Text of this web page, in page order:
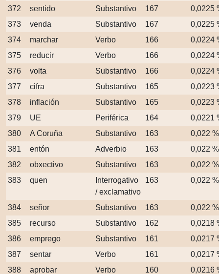
372
sentido Substantivo 167
0,0225
373
venda Substantivo 167
0,0225
374
marchar Verbo 166
0,0224
375
reducir Verbo 166
0,0224
376
volta Substantivo 166
0,0224
377
cifra Substantivo 165
0,0223
378
inflación Substantivo 165
0,0223
379
UE Periférica 164
0,0221
380
A Coruña Substantivo 163
0,022 %
381
entón Adverbio 163
0,022 %
382
obxectivo Substantivo 163
0,022 %
383
quen
Interrogativo
/ exclamativo
163 0,022 %
384 señor Substantivo 163
0,022 %
385
recurso Substantivo 162
0,0218
386
emprego Substantivo 161
0,0217
387
sentar Verbo 161
0,0217
388
aprobar Verbo 160
0,0216